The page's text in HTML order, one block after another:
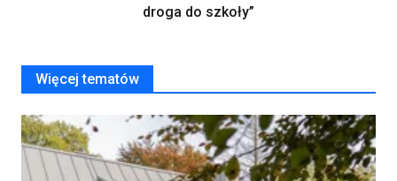
droga do szkoły”
Więcej tematów